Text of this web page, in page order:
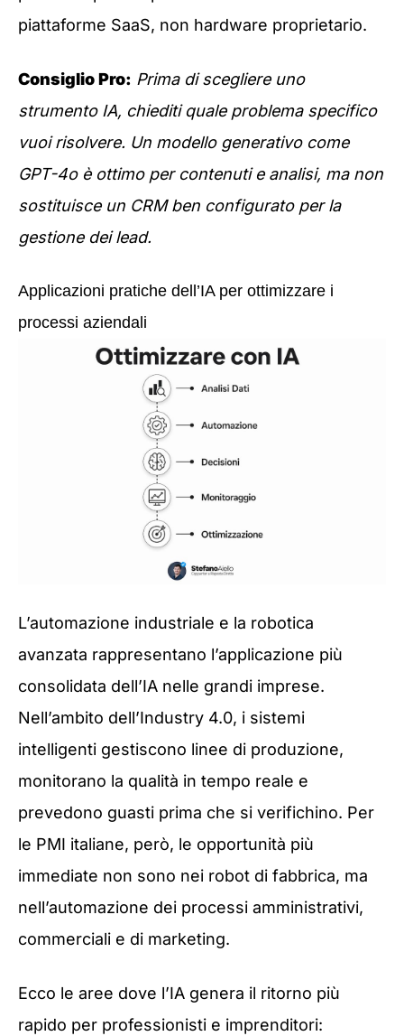
piattaforme SaaS, non hardware proprietario.
Consiglio Pro: Prima di scegliere uno
strumento IA, chiediti quale problema specifico
vuoi risolvere. Un modello generativo come
GPT-4o è ottimo per contenuti e analisi, ma non
sostituisce un CRM ben configurato per la
gestione dei lead.
Applicazioni pratiche dell’IA per ottimizzare i
processi aziendali
L’automazione industriale e la robotica
avanzata rappresentano l’applicazione più
consolidata dell’IA nelle grandi imprese.
Nell’ambito dell’Industry 4.0, i sistemi
intelligenti gestiscono linee di produzione,
monitorano la qualità in tempo reale e
prevedono guasti prima che si verifichino. Per
le PMI italiane, però, le opportunità più
immediate non sono nei robot di fabbrica, ma
nell’automazione dei processi amministrativi,
commerciali e di marketing.
Ecco le aree dove l’IA genera il ritorno più
rapido per professionisti e imprenditori: